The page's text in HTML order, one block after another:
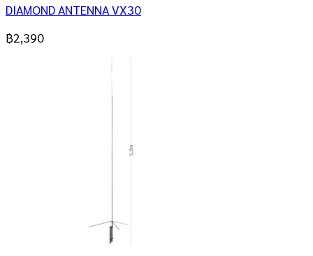
DIAMOND ANTENNA VX30
฿2,390